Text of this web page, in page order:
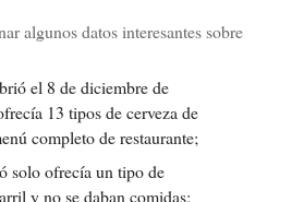
algunos datos interesantes sobre
el 8 de diciembre de
13 tipos de cerveza de
completo de restaurante;
solo ofrecía un tipo de
y no se daban comidas;